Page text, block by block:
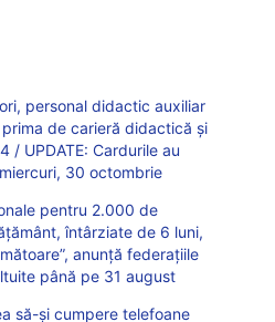
personal didactic auxiliar
de carieră didactică și
/ UPDATE: Cardurile au
30 octombrie
pentru 2.000 de
întârziate de 6 luni,
anunță federațiile
până pe 31 august
să-și cumpere telefoane